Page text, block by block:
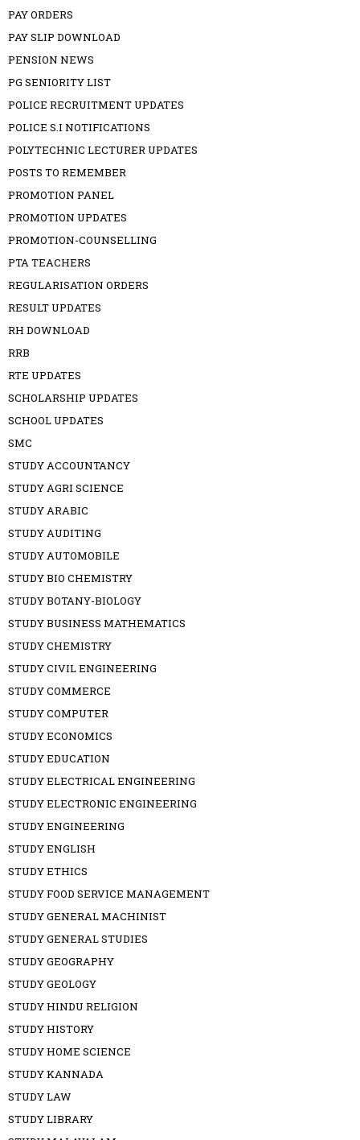
PAY ORDERS
PAY SLIP DOWNLOAD
PENSION NEWS
PG SENIORITY LIST
POLICE RECRUITMENT UPDATES
POLICE S.I NOTIFICATIONS
POLYTECHNIC LECTURER UPDATES
POSTS TO REMEMBER
PROMOTION PANEL
PROMOTION UPDATES
PROMOTION-COUNSELLING
PTA TEACHERS
REGULARISATION ORDERS
RESULT UPDATES
RH DOWNLOAD
RRB
RTE UPDATES
SCHOLARSHIP UPDATES
SCHOOL UPDATES
SMC
STUDY ACCOUNTANCY
STUDY AGRI SCIENCE
STUDY ARABIC
STUDY AUDITING
STUDY AUTOMOBILE
STUDY BIO CHEMISTRY
STUDY BOTANY-BIOLOGY
STUDY BUSINESS MATHEMATICS
STUDY CHEMISTRY
STUDY CIVIL ENGINEERING
STUDY COMMERCE
STUDY COMPUTER
STUDY ECONOMICS
STUDY EDUCATION
STUDY ELECTRICAL ENGINEERING
STUDY ELECTRONIC ENGINEERING
STUDY ENGINEERING
STUDY ENGLISH
STUDY ETHICS
STUDY FOOD SERVICE MANAGEMENT
STUDY GENERAL MACHINIST
STUDY GENERAL STUDIES
STUDY GEOGRAPHY
STUDY GEOLOGY
STUDY HINDU RELIGION
STUDY HISTORY
STUDY HOME SCIENCE
STUDY KANNADA
STUDY LAW
STUDY LIBRARY